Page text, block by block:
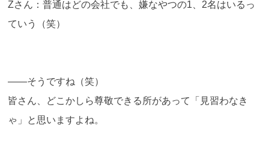
Zさん：普通はどの会社でも、嫌なやつの1、2名はいるっ
ていう（笑）
――そうですね（笑）
皆さん、どこかしら尊敬できる所があって「見習わなき
ゃ」と思いますよね。